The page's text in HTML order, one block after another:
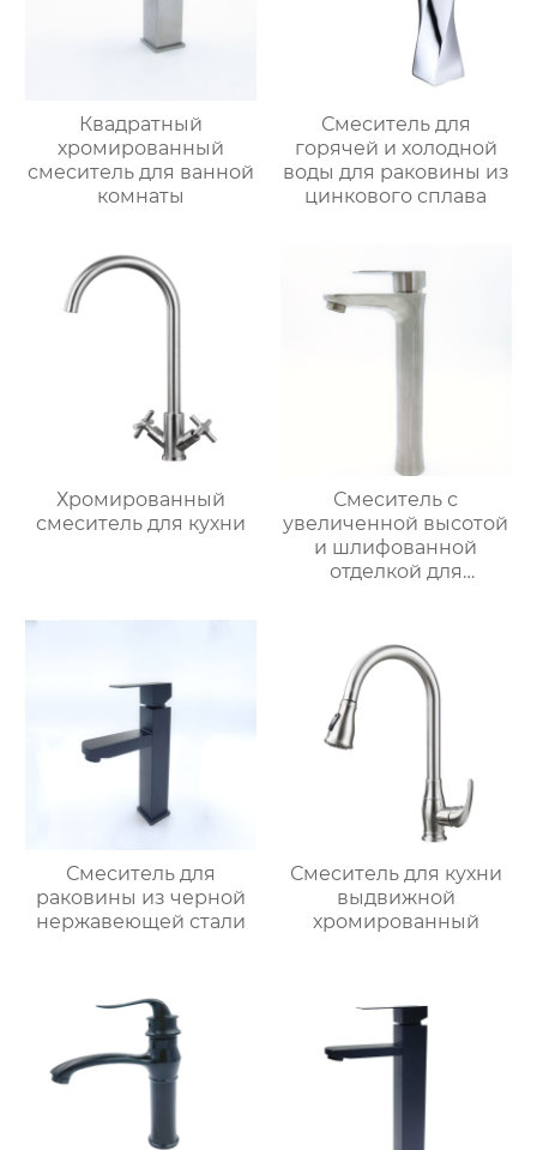
Квадратный
хромированный
смеситель для ванной
комнаты
Смеситель для
горячей и холодной
воды для раковины из
цинкового сплава
Хромированный
смеситель для кухни
Смеситель с
увеличенной высотой
и шлифованной
отделкой для
Смеситель для
раковины из черной
нержавеющей стали
Смеситель для кухни
выдвижной
хромированный